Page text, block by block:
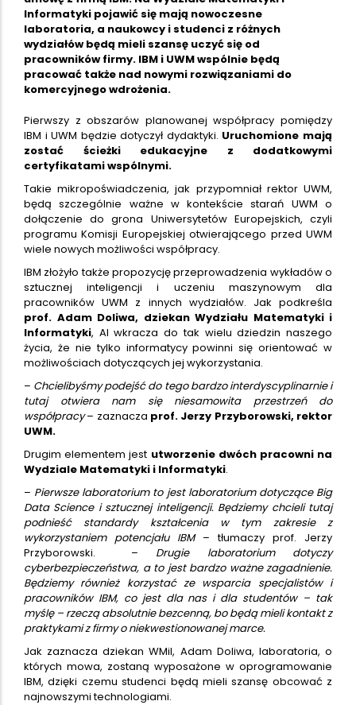
Informatyki pojawić się mają nowoczesne
laboratoria, a naukowcy i studenci z różnych
wydziałów będą mieli szansę uczyć się od
pracowników firmy. IBM i UWM wspólnie będą
pracować także nad nowymi rozwiązaniami do
komercyjnego wdrożenia.
Pierwszy z obszarów planowanej współpracy pomiędzy
IBM i UWM będzie dotyczył dydaktyki. Uruchomione mają
zostać ścieżki edukacyjne z dodatkowymi
certyfikatami wspólnymi.
Takie mikropoświadczenia, jak przypomniał rektor UWM,
będą szczególnie ważne w kontekście starań UWM o
dołączenie do grona Uniwersytetów Europejskich, czyli
programu Komisji Europejskiej otwierającego przed UWM
wiele nowych możliwości współpracy.
IBM złożyło także propozycję przeprowadzenia wykładów o
sztucznej inteligencji i uczeniu maszynowym dla
pracowników UWM z innych wydziałów. Jak podkreśla
prof. Adam Doliwa, dziekan Wydziału Matematyki i
Informatyki, AI wkracza do tak wielu dziedzin naszego
życia, że nie tylko informatycy powinni się orientować w
możliwościach dotyczących jej wykorzystania.
– Chcielibyśmy podejść do tego bardzo interdyscyplinarnie i
tutaj otwiera nam się niesamowita przestrzeń do
współpracy– zaznacza prof. Jerzy Przyborowski, rektor
UWM.
Drugim elementem jest utworzenie dwóch pracowni na
Wydziale Matematyki i Informatyki.
– Pierwsze laboratorium to jest laboratorium dotyczące Big
Data Science i sztucznej inteligencji. Będziemy chcieli tutaj
podnieść standardy kształcenia w tym zakresie z
wykorzystaniem potencjału IBM– tłumaczy prof. Jerzy
Przyborowski. – Drugie laboratorium dotyczy
cyberbezpieczeństwa, a to jest bardzo ważne zagadnienie.
Będziemy również korzystać ze wsparcia specjalistów i
pracowników IBM, co jest dla nas i dla studentów – tak
myślę – rzeczą absolutnie bezcenną, bo będą mieli kontakt z
praktykami z firmy o niekwestionowanej marce.
Jak zaznacza dziekan WMiI, Adam Doliwa, laboratoria, o
których mowa, zostaną wyposażone w oprogramowanie
IBM, dzięki czemu studenci będą mieli szansę obcować z
najnowszymi technologiami.